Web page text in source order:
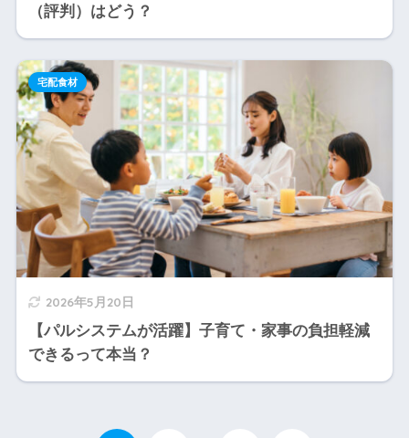
（評判）はどう？
2026年5月20日
【パルシステムが活躍】子育て・家事の負担軽減
できるって本当？
宅配食材